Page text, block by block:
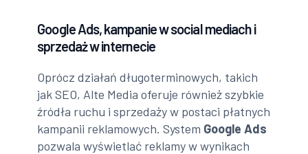
Google Ads, kampanie w social mediach i
sprzedaż w internecie
Oprócz działań długoterminowych, takich
jak SEO, Alte Media oferuje również szybkie
źródła ruchu i sprzedaży w postaci płatnych
kampanii reklamowych. System Google Ads
pozwala wyświetlać reklamy w wynikach